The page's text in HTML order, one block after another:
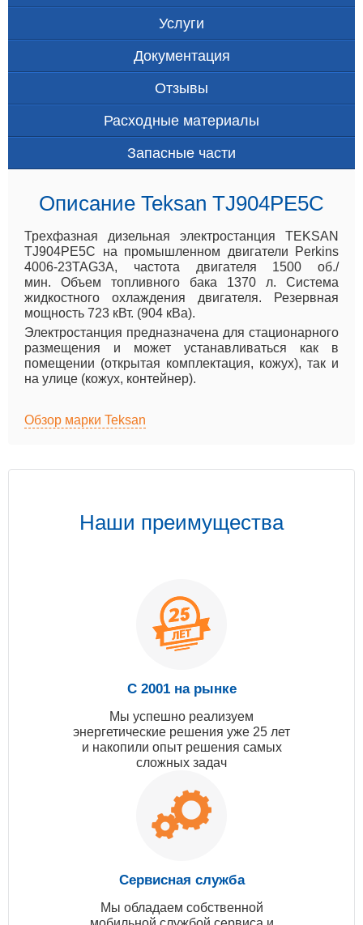
Услуги
Документация
Отзывы
Расходные материалы
Запасные части
Описание Teksan TJ904PE5C
Трехфазная дизельная электростанция TEKSAN
TJ904PE5C на промышленном двигатели Perkins
4006-23TAG3A, частота двигателя 1500 об./
мин. Объем топливного бака 1370 л. Система
жидкостного охлаждения двигателя. Резервная
мощность 723 кВт. (904 кВа).
Электростанция предназначена для стационарного
размещения и может устанавливаться как в
помещении (открытая комплектация, кожух), так и
на улице (кожух, контейнер).
Обзор марки Teksan
Наши преимущества
С 2001 на рынке
Мы успешно реализуем
энергетические решения уже 25 лет
и накопили опыт решения самых
сложных задач
Сервисная служба
Мы обладаем собственной